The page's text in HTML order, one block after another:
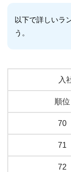
以下で詳しいラ
う。
入
順位
70
71
72